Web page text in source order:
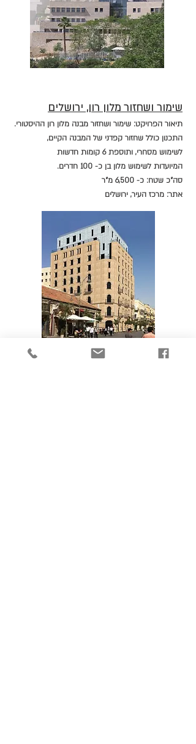
שימור ושחזור מלון רון, ירושלים
תיאור הפרויקט: שימור ושחזור מבנה מלון רון ההיסטורי.
התכנון כולל שחזור קפדני של המבנה הקיים,
לשימוש מסחרי, ותוספת 6 קומות חדשות
המיועדות לשימוש מלון בן כ- 100 חדרים.
סה"כ שטח: כ- 6,500 מ"ר
אתר: מרכז העיר, ירושלים